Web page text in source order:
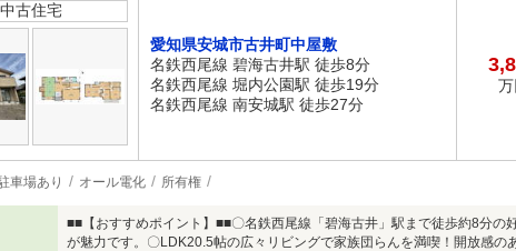
中古住宅
愛知県安城市古井町中屋敷
名鉄西尾線 碧海古井駅 徒歩8分
名鉄西尾線 堀内公園駅 徒歩19分
名鉄西尾線 南安城駅 徒歩27分
万
車場あり オール電化 所有権
■■【おすすめポイント】■■〇名鉄西尾線「碧海古井」駅まで徒歩約8分
が魅力です。〇LDK20.5帖の広々リビングで家族団らんを満喫！開放感